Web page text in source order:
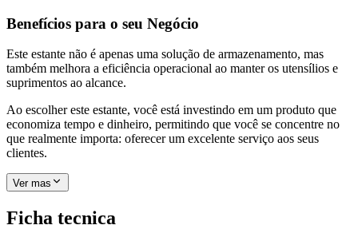
Benefícios para o seu Negócio
Este estante não é apenas uma solução de armazenamento, mas
também melhora a eficiência operacional ao manter os utensílios e
suprimentos ao alcance.
Ao escolher este estante, você está investindo em um produto que
economiza tempo e dinheiro, permitindo que você se concentre no
que realmente importa: oferecer um excelente serviço aos seus
clientes.
Ver mas
Ficha tecnica